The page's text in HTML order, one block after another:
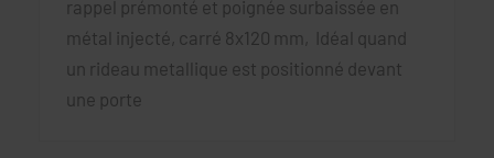
rappel prémonté et poignée surbaissée en
métal injecté, carré 8x120 mm, Idéal quand
un rideau metallique est positionné devant
une porte